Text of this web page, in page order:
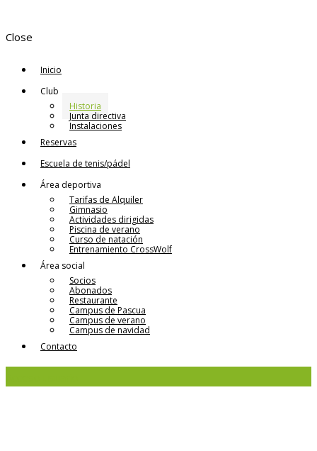
Close
Inicio
Club
Historia
Junta directiva
Instalaciones
Reservas
Escuela de tenis/pádel
Área deportiva
Tarifas de Alquiler
Gimnasio
Actividades dirigidas
Piscina de verano
Curso de natación
Entrenamiento CrossWolf
Área social
Socios
Abonados
Restaurante
Campus de Pascua
Campus de verano
Campus de navidad
Contacto